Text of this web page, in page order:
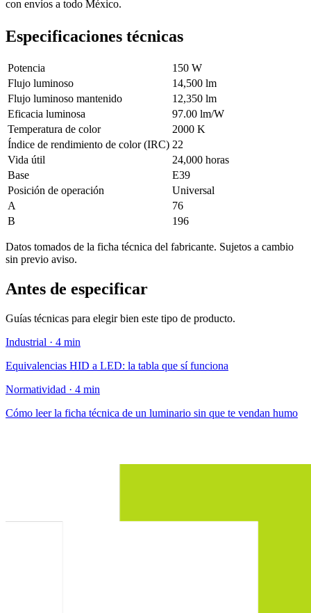
con envíos a todo México.
Especificaciones técnicas
Potencia
150 W
Flujo luminoso
14,500 lm
Flujo luminoso mantenido
12,350 lm
Eficacia luminosa
97.00 lm/W
Temperatura de color
2000 K
Índice de rendimiento de color (IRC) 22
Vida útil
24,000 horas
Base
E39
Posición de operación
Universal
A
76
B
196
Datos tomados de la ficha técnica del fabricante. Sujetos a cambio
sin previo aviso.
Antes de especificar
Guías técnicas para elegir bien este tipo de producto.
Industrial · 4 min
Equivalencias HID a LED: la tabla que sí funciona
Normatividad · 4 min
Cómo leer la ficha técnica de un luminario sin que te vendan humo